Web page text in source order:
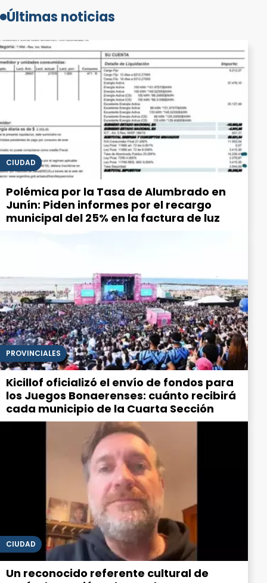
Últimas noticias
CIUDAD
Polémica por la Tasa de Alumbrado en
Junín: Piden informes por el recargo
municipal del 25% en la factura de luz
PROVINCIALES
Kicillof oficializó el envío de fondos para
los Juegos Bonaerenses: cuánto recibirá
cada municipio de la Cuarta Sección
CIUDAD
Un reconocido referente cultural de